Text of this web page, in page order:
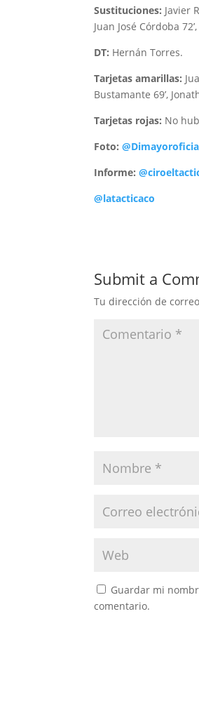
Sustituciones: Javier
Juan José Córdoba
DT: Hernán Torres.
Tarjetas amarillas:
Bustamante 69’,
Tarjetas rojas: No
Foto:
Informe:
@latacticaco
Submit a
Tu dirección de
Guardar mi
comentario.